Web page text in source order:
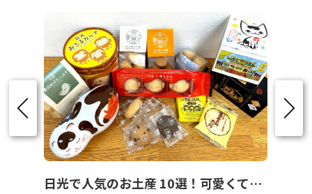
日光で人気のお土産 10選！可愛くて美味しいお菓子を紹介！